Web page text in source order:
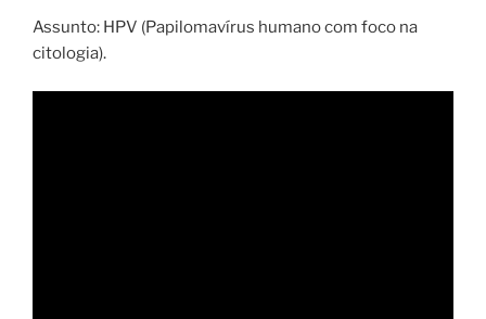
Assunto: HPV (Papilomavírus humano com foco na
citologia).